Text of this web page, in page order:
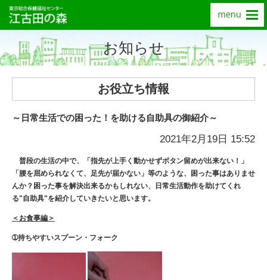
お知らせ
お役立ち情報
～日常生活での困った！を助ける自助具の御紹介～
2021年2月19日 15:52
普段の生活の中で、「指先が上手く動かせずボタン留めが出来ない！」
「腰を屈められなくて、足先が届かない」等のような、困った事はありませ
んか？困った事を解決出来るかもしれない、日常生活動作を助けてくれ
る"自助具"を紹介していきたいと思います。
＜お食事編＞
➀持ちやすいスプーン・フォーク